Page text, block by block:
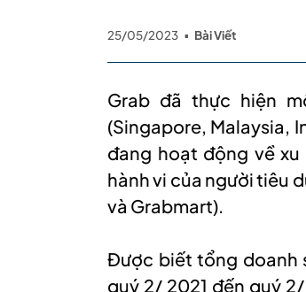
25/05/2023 ▪ Bài Viết
Grab đã thực hiện
(Singapore, Malaysia,
đang hoạt động về
hành vi của người tiêu
và Grabmart).
Được biết tổng doanh
quý 2/ 2021 đến quý